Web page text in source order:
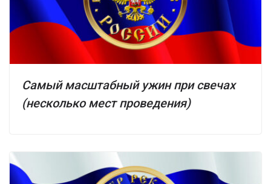
Самый масштабный ужин при свечах
(несколько мест проведения)